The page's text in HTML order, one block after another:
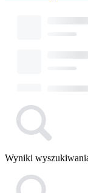
Wyniki